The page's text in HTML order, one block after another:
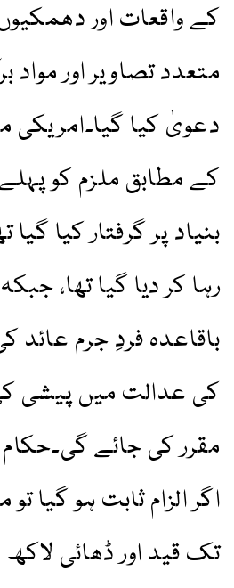
کے واقعات اور
متعدد تصاویر اور مواد
دعویٰ کیا
کے مطابق ملزم کو
بنیاد پر گرفتار کیا گیا
رہا کر دیا گیا تھا،
باقاعدہ فردِ جرم عائد
کی عدالت میں پیشی
مقرر کی جائے
اگر الزام ثابت ہو گیا
تک قید اور ڈھائی